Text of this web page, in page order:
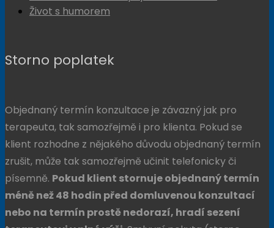
Život s humorem
Storno poplatek
Objednaný termín konzultace je závazný jak pro
terapeuta, tak samozřejmě i pro klienta. Pokud se
klient rozhodne z nějakého důvodu objednaný termín
zrušit, může tak samozřejmě učinit telefonicky či
písemně. Pokud klient stornuje objednaný termín
méně než 48 hodin před domluvenou konzultací
nebo na termín prostě nedorazí, hradí sezení